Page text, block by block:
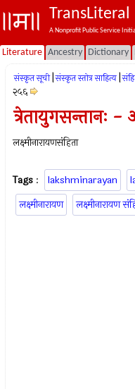
TransLiteral
A Nonprofit Public Service
Literature Ancestry Dictionary
संस्कृत सूची संस्कृत स्तोत्र साहित्य
२५६
त्रेतायुगसन्तानः -
लक्ष्मीनारायणसंहिता
Tags : lakshminarayan
लक्ष्मीनारायण
लक्ष्मीनारायण